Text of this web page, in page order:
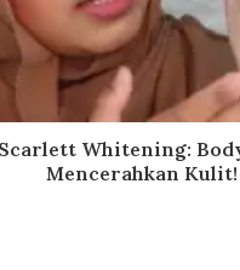
Whitening:
Mencerahkan Kulit!